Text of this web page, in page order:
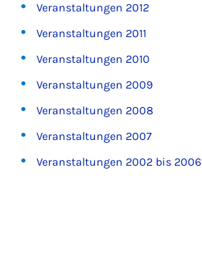
Veranstaltungen 2012
Veranstaltungen 2011
Veranstaltungen 2010
Veranstaltungen 2009
Veranstaltungen 2008
Veranstaltungen 2007
Veranstaltungen 2002 bis 2006